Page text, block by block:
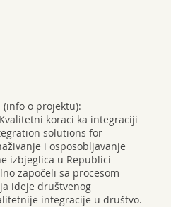
o projektu):
koraci ka integraciji
solutions for
i osposobljavanje
izbjeglica u Republici
započeli sa procesom
ideje društvenog
integracije u društvo.